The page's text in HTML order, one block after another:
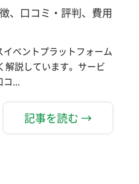
、口コミ・評判、費用
ベントプラットフォーム
解説しています。サービ
コ...
記事を読む →